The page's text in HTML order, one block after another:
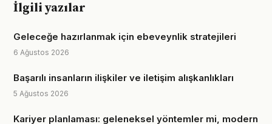
İlgili yazılar
Geleceğe hazırlanmak için ebeveynlik stratejileri
6 Ağustos 2026
Başarılı insanların ilişkiler ve iletişim alışkanlıkları
5 Ağustos 2026
Kariyer planlaması: geleneksel yöntemler mi, modern